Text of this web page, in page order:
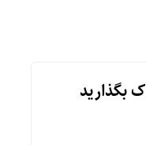
بگذارید